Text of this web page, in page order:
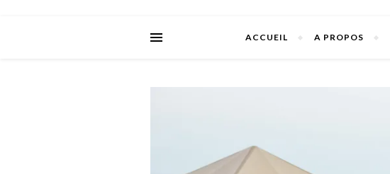
ACCUEIL A PROPOS